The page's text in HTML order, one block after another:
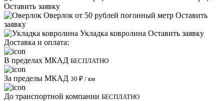
Оставить заявку
Оверлок от 50 рублей погонный метр Оставить
заявку
Укладка ковролина Оставить заявку
Доставка и оплата:
В пределах МКАД БЕСПЛАТНО
За пределы МКАД 30 ₽ / км
До транспортной компании БЕСПЛАТНО